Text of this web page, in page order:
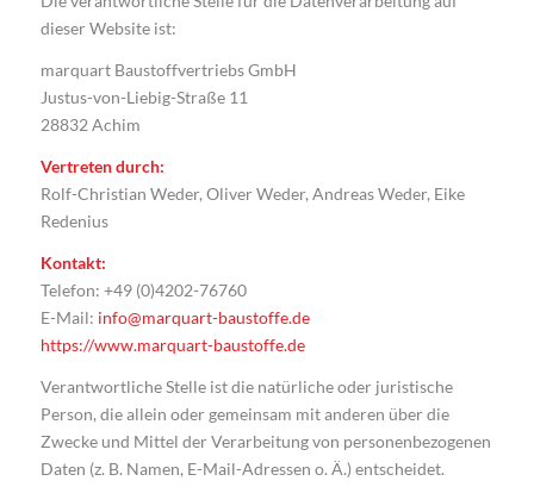
dieser Website ist:
marquart Baustoffvertriebs GmbH
Justus-von-Liebig-Straße 11
28832 Achim
Vertreten durch:
Rolf-Christian Weder, Oliver Weder, Andreas Weder, Eike
Redenius
Kontakt:
Telefon: +49 (0)4202-76760
E-Mail: info@marquart-baustoffe.de
https://www.marquart-baustoffe.de
Verantwortliche Stelle ist die natürliche oder juristische
Person, die allein oder gemeinsam mit anderen über die
Zwecke und Mittel der Verarbeitung von personenbezogenen
Daten (z. B. Namen, E-Mail-Adressen o. Ä.) entscheidet.